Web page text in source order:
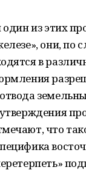
из этих
они, по
в
что